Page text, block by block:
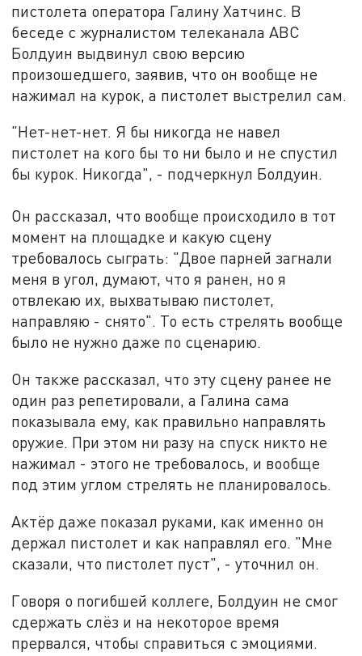
пистолета оператора Галину Хатчинс. В
беседе с журналистом телеканала ABC
Болдуин выдвинул свою версию
произошедшего, заявив, что он вообще не
нажимал на курок, а пистолет выстрелил сам.
"Нет-нет-нет. Я бы никогда не навел
пистолет на кого бы то ни было и не спустил
бы курок. Никогда", - подчеркнул Болдуин.
Он рассказал, что вообще происходило в тот
момент на площадке и какую сцену
требовалось сыграть: "Двое парней загнали
меня в угол, думают, что я ранен, но я
отвлекаю их, выхватываю пистолет,
направляю - снято". То есть стрелять вообще
было не нужно даже по сценарию.
Он также рассказал, что эту сцену ранее не
один раз репетировали, а Галина сама
показывала ему, как правильно направлять
оружие. При этом ни разу на спуск никто не
нажимал - этого не требовалось, и вообще
под этим углом стрелять не планировалось.
Актёр даже показал руками, как именно он
держал пистолет и как направлял его. "Мне
сказали, что пистолет пуст", - уточнил он.
Говоря о погибшей коллеге, Болдуин не смог
сдержать слёз и на некоторое время
прервался, чтобы справиться с эмоциями.